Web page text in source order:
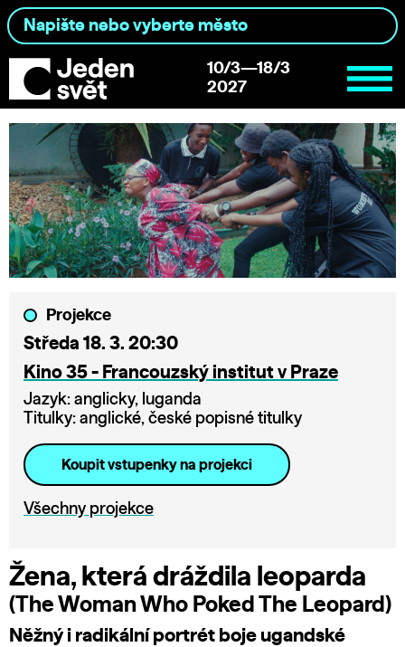
10/3—18/3
2027
Projekce
Středa 18. 3. 20:30
Kino 35 - Francouzský institut v Praze
Jazyk: anglicky, luganda
Titulky: anglické, české popisné titulky
Koupit vstupenky na projekci
Všechny projekce
Žena, která dráždila leoparda
(The Woman Who Poked The Leopard)
Něžný i radikální portrét boje ugandské